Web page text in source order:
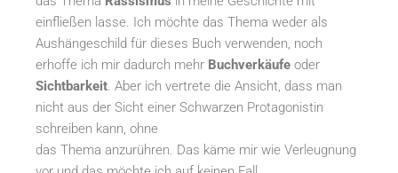
einfließen lasse. Ich möchte das Thema weder als
Aushängeschild für dieses Buch verwenden, noch
erhoffe ich mir dadurch mehr Buchverkäufe oder
Sichtbarkeit. Aber ich vertrete die Ansicht, dass man
nicht aus der Sicht einer Schwarzen Protagonistin
schreiben kann, ohne
das Thema anzurühren. Das käme mir wie Verleugnung